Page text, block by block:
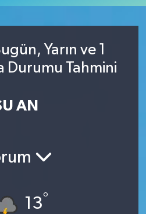
Yarın ve 1
Durumu Tahmini
AN
13°
ve Fikstür